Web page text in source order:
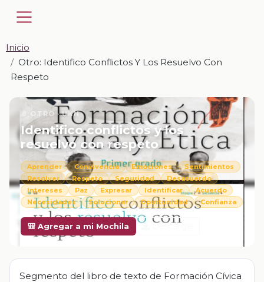
Inicio
Otro: Identifico Conflictos Y Los Resuelvo Con
Respeto
📎 OTRO · UKN
Identifico conflictos y los
resuelvo con respeto
Aprender Convivencia Emociones
Sentimientos
Resolver
Respeto Seguridad
Desacuerdo
Intereses
Paz Expresar Identificar
Acuerdo
Necesidades
Solucionar Oportunidad Confianza
🎒 Agregar a mi Mochila Descargar
Segmento del libro de texto de Formación Cívica